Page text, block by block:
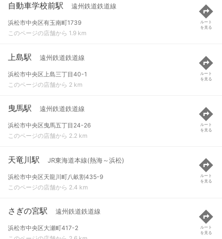
自動車学校前駅 遠州鉄道鉄道線
浜松市中央区有玉南町1739
このページの店舗から 1.9 km
ルート
を見る
上島駅 遠州鉄道鉄道線
浜松市中央区上島三丁目40-1
このページの店舗から 2 km
ルート
を見る
曳馬駅 遠州鉄道鉄道線
浜松市中央区曳馬五丁目24-26
このページの店舗から 2.2 km
ルート
を見る
天竜川駅 JR東海道本線(熱海～浜松)
浜松市中央区天龍川町八畝割435-9
このページの店舗から 2.4 km
ルート
を見る
さぎの宮駅 遠州鉄道鉄道線
浜松市中央区大瀬町417-2
ルート
を見る